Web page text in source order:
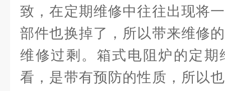
致，在定期维修中往往出现将
部件也换掉了，所以带来维修
维修过剩。箱式电阻炉的定期
看，是带有预防的性质，所以